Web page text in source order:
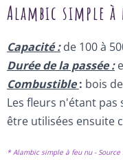
Alambic simple
Capacité :de 100 à
Durée de la passée :
Combustible: bois
Les fleurs n'étant pas
être utilisées ensuite
* Alambic simple à feu nu -